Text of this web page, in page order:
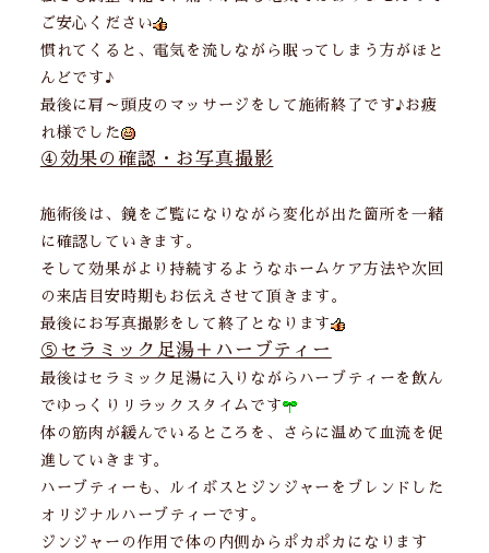
ご安心ください
慣れてくると、電気を流しながら眠ってしまう方がほと
んどです♪
最後に肩～頭皮のマッサージをして施術終了です♪お疲
れ様でした
④効果の確認・お写真撮影
施術後は、鏡をご覧になりながら変化が出た箇所を一緒
に確認していきます。
そして効果がより持続するようなホームケア方法や次回
の来店目安時期もお伝えさせて頂きます。
最後にお写真撮影をして終了となります
⑤セラミック足湯＋ハーブティー
最後はセラミック足湯に入りながらハーブティーを飲ん
でゆっくりリラックスタイムです
体の筋肉が緩んでいるところを、さらに温めて血流を促
進していきます。
ハーブティーも、ルイボスとジンジャーをブレンドした
オリジナルハーブティーです。
ジンジャーの作用で体の内側からポカポカになります